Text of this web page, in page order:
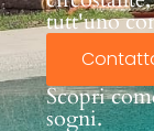
tutt'uno
Scopri
sogni.